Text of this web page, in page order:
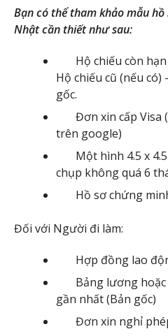
Bạn có thể tham khảo mẫu
Nhật cần thiết như sau:
Hộ chiếu còn
Hộ chiếu cũ (nếu có)
gốc.
Đơn xin cấp Visa
trên google)
Một hình 4.5 x
chụp không quá 6
Hồ sơ chứng
Đối với Người đi làm:
Hợp đồng lao
Bảng lương
gần nhất (Bản gốc)
Đơn xin nghỉ